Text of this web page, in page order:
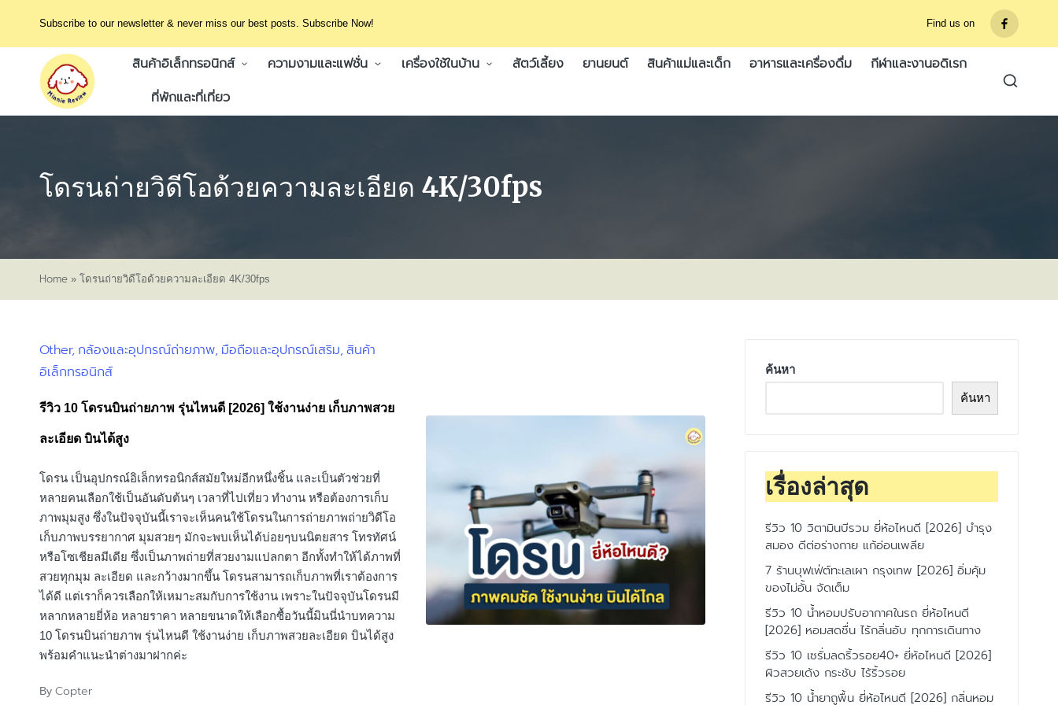
Subscribe to our newsletter & never miss our best posts. Subscribe Now! Find us on
รายการ
เมนู
สินค้าอิเล็กทรอนิกส์ ความงามและแฟชั่น เครื่องใช้ในบ้าน สัตว์เลี้ยง ยานยนต์ สินค้าแม่และเด็ก อาหารและเครื่องดื่ม
กีฬาและงานอดิเรก
ที่พักและที่เที่ยว
โดรนถ่ายวิดีโอด้วยความละเอียด 4K/30fps
Home » โดรนถ่ายวิดีโอด้วยความละเอียด 4K/30fps
Posted
in
Other กล้องและอุปกรณ์ถ่ายภาพ มือถือและอุปกรณ์เสริม สินค้า
อิเล็กทรอนิกส์
รีวิว 10 โดรนบินถ่ายภาพ รุ่นไหนดี [2026] ใช้งานง่าย เก็บภาพสวย
ละเอียด บินได้สูง
โดรน เป็นอุปกรณ์อิเล็กทรอนิกส์สมัยใหม่อีกหนึ่งชิ้น และเป็นตัวช่วยที่
หลายคนเลือกใช้เป็นอันดับต้นๆ เวลาที่ไปเที่ยว ทำงาน หรือต้องการเก็บ
ภาพมุมสูง ซึ่งในปัจจุบันนี้เราจะเห็นคนใช้โดรนในการถ่ายภาพถ่ายวิดีโอ
เก็บภาพบรรยากาศ มุมสวยๆ มักจะพบเห็นได้บ่อยๆบนนิตยสาร โทรทัศน์
หรือโซเชียลมีเดีย ซึ่งเป็นภาพถ่ายที่สวยงามแปลกตา อีกทั้งทำให้ได้ภาพที่
สวยทุกมุม ละเอียด และกว้างมากขึ้น โดรนสามารถเก็บภาพที่เราต้องการ
ได้ดี แต่เราก็ควรเลือกให้เหมาะสมกับการใช้งาน เพราะในปัจจุบันโดรนมี
หลากหลายยี่ห้อ หลายราคา หลายขนาดให้เลือกซื้อวันนี้มินนี่นำบทความ
10 โดรนบินถ่ายภาพ รุ่นไหนดี ใช้งานง่าย เก็บภาพสวยละเอียด บินได้สูง
พร้อมคำแนะนำต่างมาฝากค่ะ
Posted
By Copter
ค้นหา
ค้นหา
เรื่องล่าสุด
รีวิว 10 วิตามินบีรวม ยี่ห้อไหนดี [2026] บำรุง
สมอง ดีต่อร่างกาย แก้อ่อนเพลีย
7 ร้านบุฟเฟ่ต์ทะเลเผา กรุงเทพ [2026] อิ่มคุ้ม
ของไม่อั้น จัดเต็ม
รีวิว 10 น้ำหอมปรับอากาศในรถ ยี่ห้อไหนดี
[2026] หอมสดชื่น ไร้กลิ่นอับ ทุกการเดินทาง
รีวิว 10 เซรั่มลดริ้วรอย40+ ยี่ห้อไหนดี [2026]
ผิวสวยเด้ง กระชับ ไร้ริ้วรอย
รีวิว 10 น้ำยาถูพื้น ยี่ห้อไหนดี [2026] กลิ่นหอม